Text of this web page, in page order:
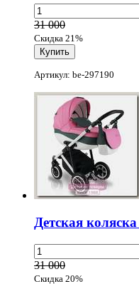
31 000
Скидка 21%
Артикул: be-297190
Детская
31 000
Скидка 20%